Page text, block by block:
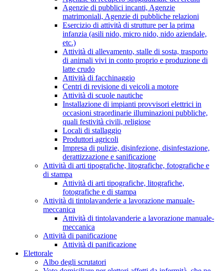
Agenzie di pubblici incanti, Agenzie
matrimoniali, Agenzie di pubbliche relazioni
Esercizio di attività di strutture per la prima
infanzia (asili nido, micro nido, nido aziendale,
etc.)
Attività di allevamento, stalle di sosta, trasporto
di animali vivi in conto proprio e produzione di
latte crudo
Attività di facchinaggio
Centri di revisione di veicoli a motore
Attività di scuole nautiche
Installazione di impianti provvisori elettrici in
occasioni straordinarie illuminazioni pubbliche,
quali festività civili, religiose
Locali di stallaggio
Produttori agricoli
Impresa di pulizie, disinfezione, disinfestazione,
derattizzazione e sanificazione
Attività di arti tipografiche, litografiche, fotografiche e
di stampa
Attività di arti tipografiche, litografiche,
fotografiche e di stampa
Attività di tintolavanderie a lavorazione manuale-
meccanica
Attività di tintolavanderie a lavorazione manuale-
meccanica
Attività di panificazione
Attività di panificazione
Elettorale
Albo degli scrutatori